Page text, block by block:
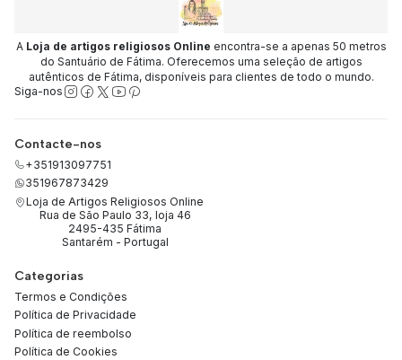
A Loja de artigos religiosos Online encontra-se a apenas 50 metros
do Santuário de Fátima. Oferecemos uma seleção de artigos
autênticos de Fátima, disponíveis para clientes de todo o mundo.
Siga-nos
Contacte-nos
+351913097751
351967873429
Loja de Artigos Religiosos Online
Rua de São Paulo 33, loja 46
2495-435 Fátima
Santarém - Portugal
Categorias
Termos e Condições
Política de Privacidade
Política de reembolso
Política de Cookies